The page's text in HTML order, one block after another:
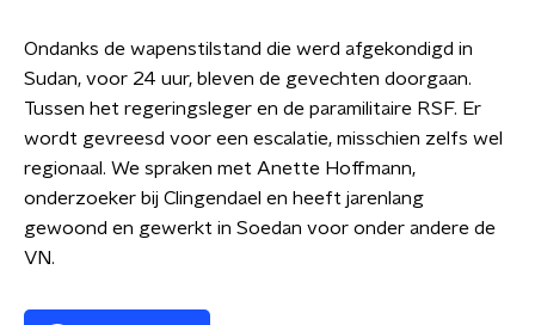
Ondanks de wapenstilstand die werd afgekondigd in
Sudan, voor 24 uur, bleven de gevechten doorgaan.
Tussen het regeringsleger en de paramilitaire RSF. Er
wordt gevreesd voor een escalatie, misschien zelfs wel
regionaal. We spraken met Anette Hoffmann,
onderzoeker bij Clingendael en heeft jarenlang
gewoond en gewerkt in Soedan voor onder andere de
VN.